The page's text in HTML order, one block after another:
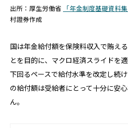
出所：厚生労働省 「年金制度基礎資料
村證券作成
国は年金給付額を保険料収入で賄え
とを目的に、マクロ経済スライドを
下回るペースで給付水準を改定し続
の給付額は受給者にとって十分に安
ん。